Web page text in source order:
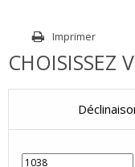
Imprimer
CHOISISSEZ